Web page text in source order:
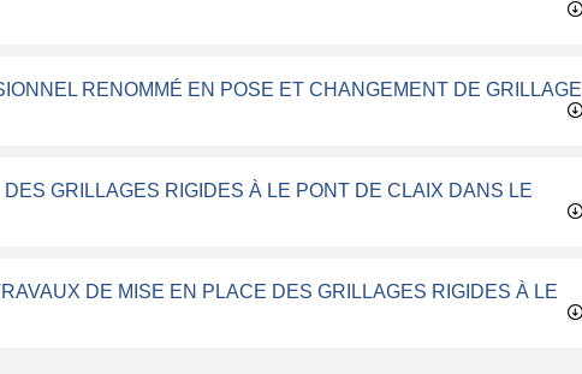
RENOMMÉ EN POSE ET CHANGEMENT DE GRILLAGE
GRILLAGES RIGIDES À LE PONT DE CLAIX DANS LE
DE MISE EN PLACE DES GRILLAGES RIGIDES À LE